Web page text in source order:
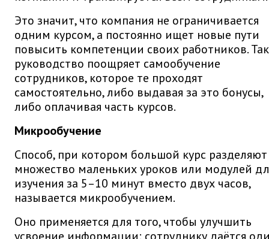
Это значит, что компания не ограничивается
одним курсом, а постоянно ищет новые пути
повысить компетенции своих работников.
руководство поощряет самообучение
сотрудников, которое те проходят
самостоятельно, либо выдавая за это бонусы,
либо оплачивая часть курсов.
Микрообучение
Способ, при котором большой курс
множество маленьких уроков или модулей
изучения за 5–10 минут вместо двух часов,
называется микрообучением.
Оно применяется для того, чтобы улучшить
усвоение информации: сотруднику даётся